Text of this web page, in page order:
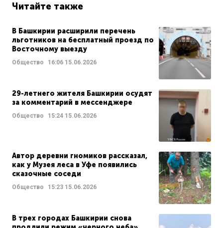
Читайте также
В Башкирии расширили перечень
льготников на бесплатный проезд по
Восточному выезду
Общество 16:06 15.06.2026
29-летнего жителя Башкирии осудят
за комментарий в мессенджере
Общество 15:24 15.06.2026
Автор деревни гномиков рассказал,
как у Музея леса в Уфе появились
сказочные соседи
Общество 15:23 15.06.2026
В трех городах Башкирии снова